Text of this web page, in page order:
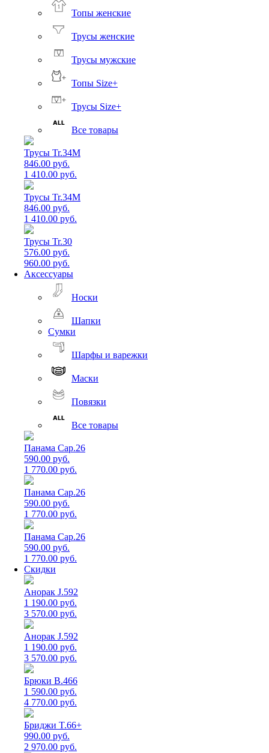
Топы женские
Трусы женские
Трусы мужские
Топы Size+
Трусы Size+
Все товары
Трусы Tr.34M
846.00 руб.
1 410.00 руб.
Трусы Tr.34M
846.00 руб.
1 410.00 руб.
Трусы Tr.30
576.00 руб.
960.00 руб.
Аксессуары
Носки
Шапки
Сумки
Шарфы и варежки
Маски
Повязки
Все товары
Панама Cap.26
590.00 руб.
1 770.00 руб.
Панама Cap.26
590.00 руб.
1 770.00 руб.
Панама Cap.26
590.00 руб.
1 770.00 руб.
Скидки
Анорак J.592
1 190.00 руб.
3 570.00 руб.
Анорак J.592
1 190.00 руб.
3 570.00 руб.
Брюки B.466
1 590.00 руб.
4 770.00 руб.
Бриджи T.66+
990.00 руб.
2 970.00 руб.